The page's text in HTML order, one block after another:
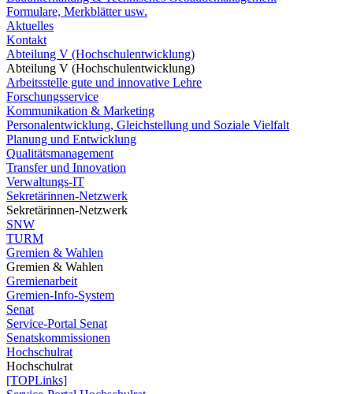
Formulare, Merkblätter usw.
Aktuelles
Kontakt
Abteilung V (Hochschulentwicklung)
Abteilung V (Hochschulentwicklung)
Arbeitsstelle gute und innovative Lehre
Forschungsservice
Kommunikation & Marketing
Personalentwicklung, Gleichstellung und Soziale Vielfalt
Planung und Entwicklung
Qualitätsmanagement
Transfer und Innovation
Verwaltungs-IT
Sekretärinnen-Netzwerk
Sekretärinnen-Netzwerk
SNW
TURM
Gremien & Wahlen
Gremien & Wahlen
Gremienarbeit
Gremien-Info-System
Senat
Service-Portal Senat
Senatskommissionen
Hochschulrat
Hochschulrat
[TOPLinks]